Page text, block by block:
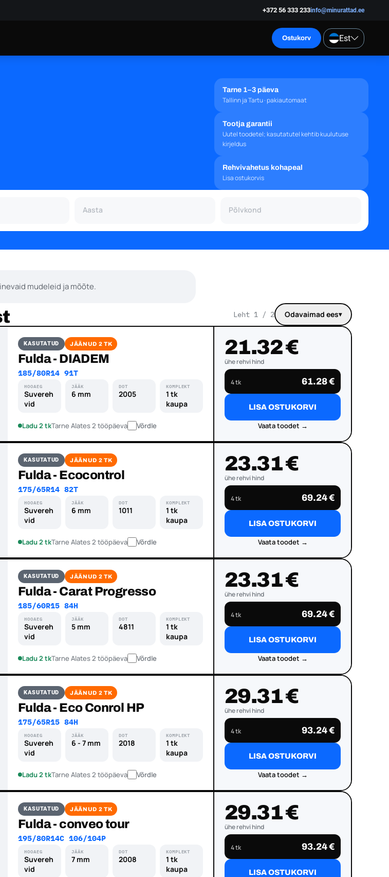
+372 56 333 233info@minurattad.ee
Ostukorv Est
Tarne 1–3 päeva
Tallinn ja Tartu · pakiautomaat
Tootja garantii
Uutel toodetel; kasutatutel kehtib kuulutuse
kirjeldus
Rehvivahetus kohapeal
Lisa ostukorvis
Aasta Põlvkond
mudeleid ja mõõte.
Leht 1 / 2 Järjesta tooted
Odavaimad ees▾
KASUTATUD JÄÄNUD 2 TK
Fulda - DIADEM
185/80R14 91T
HOOAEG
Suvereh
vid
JÄÄK
6 mm
DOT
2005
KOMPLEKT
1 tk
kaupa
Ladu 2 tkTarne Alates 2 tööpäeva Võrdle
21.32 €
ühe rehvi hind
4 tk 61.28 €
LISA OSTUKORVI
Vaata toodet →
KASUTATUD JÄÄNUD 2 TK
Fulda - Ecocontrol
175/65R14 82T
HOOAEG
Suvereh
vid
JÄÄK
6 mm
DOT
1011
KOMPLEKT
1 tk
kaupa
Ladu 2 tkTarne Alates 2 tööpäeva Võrdle
23.31 €
ühe rehvi hind
4 tk 69.24 €
LISA OSTUKORVI
Vaata toodet →
KASUTATUD JÄÄNUD 2 TK
Fulda - Carat Progresso
185/60R15 84H
HOOAEG
Suvereh
vid
JÄÄK
5 mm
DOT
4811
KOMPLEKT
1 tk
kaupa
Ladu 2 tkTarne Alates 2 tööpäeva Võrdle
23.31 €
ühe rehvi hind
4 tk 69.24 €
LISA OSTUKORVI
Vaata toodet →
KASUTATUD JÄÄNUD 2 TK
Fulda - Eco Conrol HP
175/65R15 84H
HOOAEG
Suvereh
vid
JÄÄK
6 - 7 mm
DOT
2018
KOMPLEKT
1 tk
kaupa
Ladu 2 tkTarne Alates 2 tööpäeva Võrdle
29.31 €
ühe rehvi hind
4 tk 93.24 €
LISA OSTUKORVI
Vaata toodet →
KASUTATUD JÄÄNUD 2 TK
Fulda - conveo tour
195/80R14C 106/104P
HOOAEG
Suvereh
vid
JÄÄK
7 mm
DOT
2008
KOMPLEKT
1 tk
kaupa
29.31 €
ühe rehvi hind
4 tk 93.24 €
LISA OSTUKORVI